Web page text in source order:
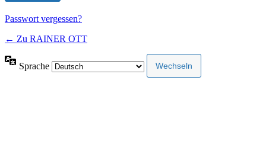
Passwort vergessen?
← Zu RAINER OTT
Sprache